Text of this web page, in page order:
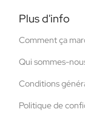
Plus d'info
Comment ça
Qui sommes-
Conditions
Politique de